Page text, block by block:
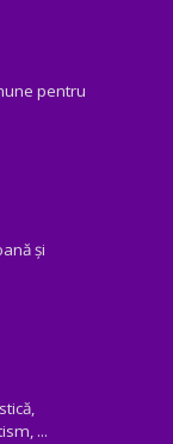
pentru
și
...